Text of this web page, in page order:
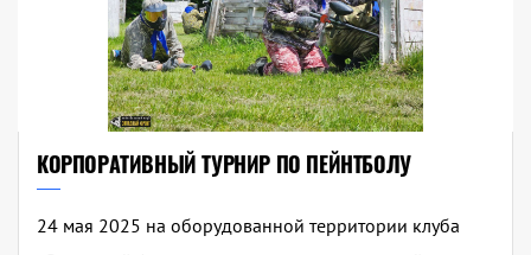
КОРПОРАТИВНЫЙ ТУРНИР ПО ПЕЙНТБОЛУ
24 мая 2025 на оборудованной территории клуба